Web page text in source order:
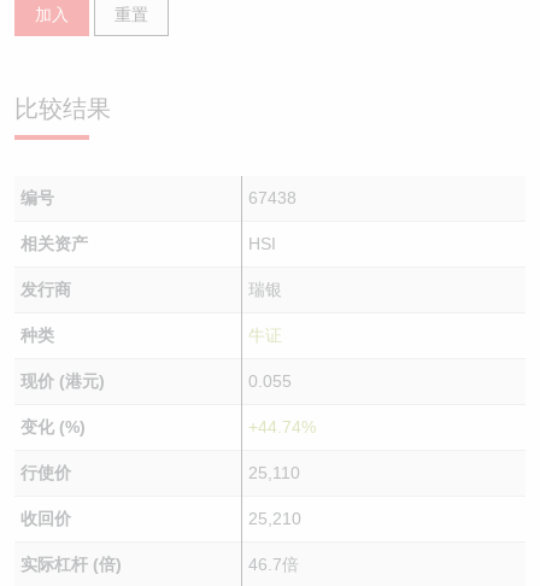
加入 重置
比较结果
编号 67438
相关资产 HSI
发行商 瑞银
种类 牛证
现价 (港元) 0.055
变化 (%) +44.74%
行使价 25,110
收回价 25,210
实际杠杆 (倍) 46.7倍